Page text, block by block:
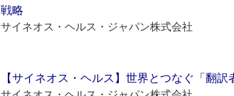
戦略
サイネオス・ヘルス・ジャパン株式会社
【サイネオス・ヘルス】世界とつなぐ「翻